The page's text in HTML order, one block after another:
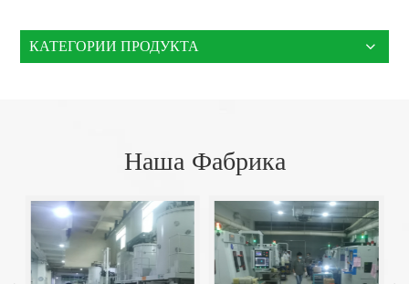
КАТЕГОРИИ ПРОДУКТА
Наша Фабрика